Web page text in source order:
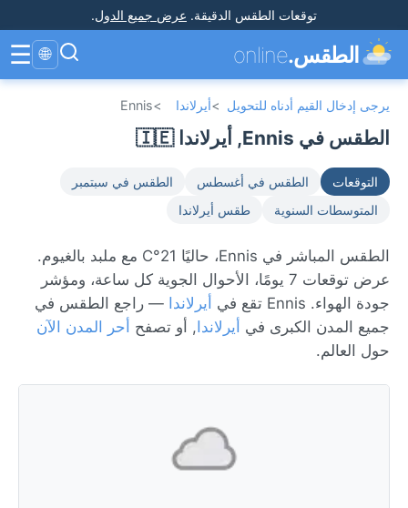
توقعات الطقس الدقيقة. عرض جميع الدول.
الطقس.online
🌐
☰
يرجى إدخال القيم أدناه للتحويل >أيرلاندا >
Ennis
الطقس في Ennis, أيرلاندا 🇮🇪
التوقعات الطقس في أغسطس
الطقس في سبتمبر
المتوسطات السنوية
طقس أيرلاندا
الطقس المباشر في Ennis، حاليًا 21°C مع ملبد بالغيوم.
عرض توقعات 7 يومًا، الأحوال الجوية كل ساعة، ومؤشر
جودة الهواء. Ennis تقع في
أيرلاندا — راجع الطقس في
جميع المدن الكبرى في أيرلاندا , أو تصفح أحر المدن الآن
حول العالم.